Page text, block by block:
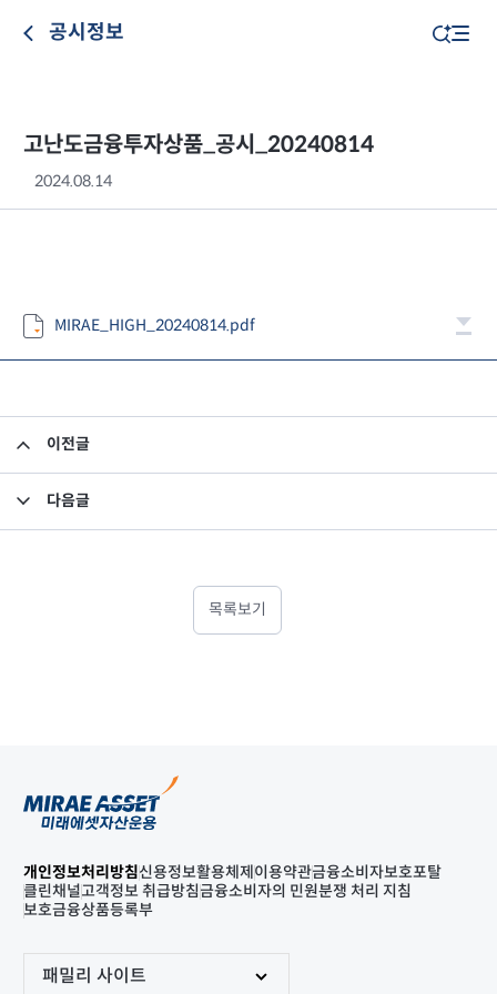
공시정보
고난도금융투자상품_공시_20240814
2024.08.14
MIRAE_HIGH_20240814.pdf
이전글
다음글
목록보기
개인정보처리방침신용정보활용체제 이용약관금융소비자보호포탈
클린채널고객정보 취급방침금융소비자의 민원분쟁 처리 지침
보호금융상품등록부
패밀리 사이트